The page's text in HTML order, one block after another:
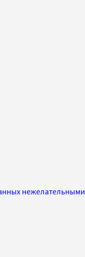
нежелательными